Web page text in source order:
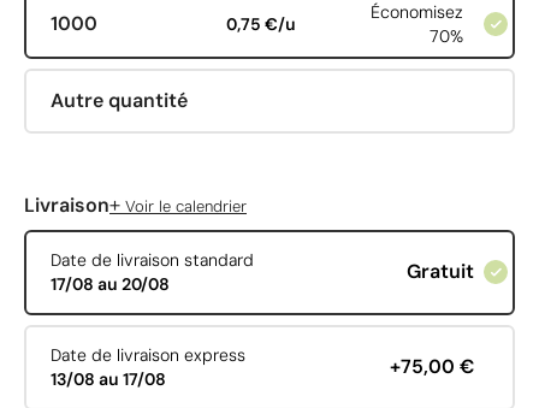
1000 0,75 €/u
Économisez
70%
Autre quantité
Livraison+ Voir le calendrier
Date de livraison standard
17/08 au 20/08
Gratuit
Date de livraison express
13/08 au 17/08
+75,00 €